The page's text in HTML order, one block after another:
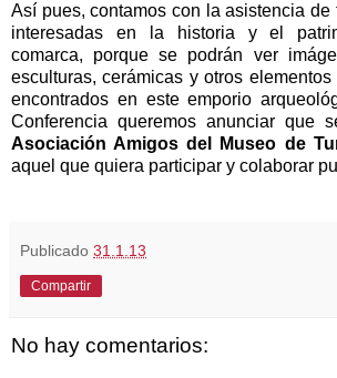
Así pues, contamos con la asistencia de
interesadas en la historia y el
comarca, porque se podrán ver
esculturas, cerámicas y otros elementos
encontrados en este emporio
Conferencia queremos anunciar que
Asociación Amigos del Museo de
aquel que quiera participar y colaborar
Publicado 31.1.13
Compartir
No hay comentarios: